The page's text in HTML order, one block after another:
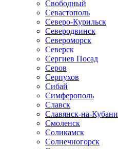
Свободный
Севастополь
Северо-Курильск
Северодвинск
Североморск
Северск
Сергиев Посад
Серов
Серпухов
Сибай
Симферополь
Славск
Славянск-на-Кубани
Смоленск
Соликамск
Солнечногорск